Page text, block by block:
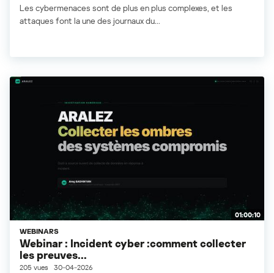
Les cybermenaces sont de plus en plus complexes, et les
attaques font la une des journaux du...
01:00:10
WEBINARS
Webinar : Incident cyber :comment collecter
les preuves...
205 vues 30-04-2026